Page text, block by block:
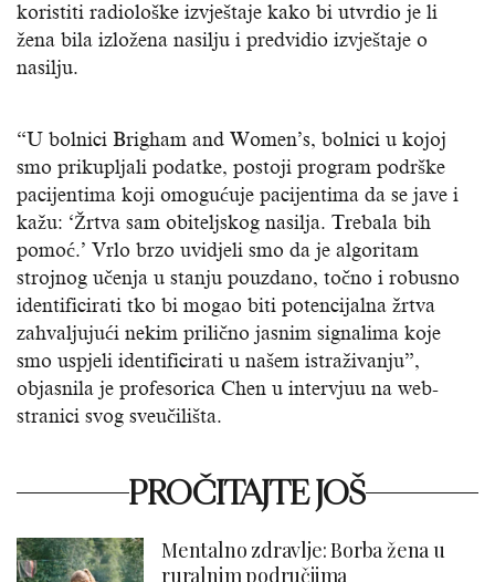
koristiti radiološke izvještaje kako bi utvrdio je li
žena bila izložena nasilju i predvidio izvještaje o
nasilju.
“U bolnici Brigham and Women’s, bolnici u kojoj
smo prikupljali podatke, postoji program podrške
pacijentima koji omogućuje pacijentima da se jave i
kažu: ‘Žrtva sam obiteljskog nasilja. Trebala bih
pomoć.’ Vrlo brzo uvidjeli smo da je algoritam
strojnog učenja u stanju pouzdano, točno i robusno
identificirati tko bi mogao biti potencijalna žrtva
zahvaljujući nekim prilično jasnim signalima koje
smo uspjeli identificirati u našem istraživanju”,
objasnila je profesorica Chen u intervjuu na web-
stranici svog sveučilišta.
PROČITAJTE JOŠ
Mentalno zdravlje: Borba žena u
ruralnim područjima